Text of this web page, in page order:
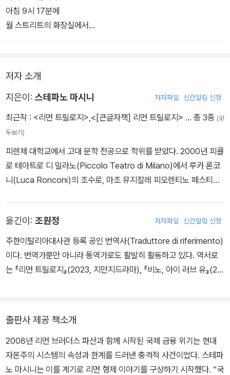
노예
중간층 노예
대지주와 농장주가 있는
미국에서 나가자, 밖으로, 도망치자
독립!
분리 독립 전쟁의 첫 번째 포탄 소리가
온통 회사 고객들 생각뿐인
뉴욕의 이매뉴얼 리먼을 깨웠다.
갑자기
아무렇지도 않게
둥근머리 데고와
완벽한 손 사이에
벽을 세워 버리면
불협화음을 내는 오르골
군기와 깃발
사람들이 거리에서 전쟁을 축하한다.
어디서나 에이브러햄 링컨과 함께 시위를 한다.
아침 9시 17분에
월 스트리트의 화장실에서
입에 총구를 물고 쏘았다.
테디는 도망쳤다.
어느 순간
모두가 팔고
팔고
팔아 치운다는 것을 깨닫자마자
“도대체 오늘 무슨 날이야?”
“오늘 공기 중에 뭘 풀었나?”
팔고
팔고
어제까지 주식이
다 떨어져 나가려고 한다.
다 빠져나가려 한다!
사람들이 시세에 만족 못하고
증권의 가치에 만족 못하고
저자 소개
지은이: 스테파노 마시니 저자파일 신간알림 신청
최근작 : <리먼 트릴로지> <[큰글자책] 리먼 트릴로지> … 총 3종 (모
두보기)
피렌체 대학교에서 고대 문학 전공으로 학위를 받았다. 2000년 피콜
로 테아트로 디 밀라노(Piccolo Teatro di Milano)에서 루카 론코
니(Luca Ronconi)의 조수로, 마조 뮤지칼레 피오렌티노 페스티벌
ordante del Bianco＞로 이탈리아 최고 극작상인 피에르 비토리오
톤델리상(Pier Vittorio Tondelli Award)을 수상했다. 2004년에
는 플라이아노상(Flaiano Prize)을 수상했고 ＜La Fine di Shavu
oth＞로 발레코르시상(Vallecorsi Prize) 후보에 올랐다. 2005?2
2008년 경제 위기에 뒤따른 2009년에서 2012년 사이의 사건들로
부터 영감을 받아, 가장 야심찬 작품이자 성공적인 작품인 ＜리먼 트
릴로지(The Lehman Trilogy)＞를 썼다.
옮긴이: 조원정 저자파일 신간알림 신청
주한이탈리아대사관 등록 공인 번역사(Traduttore di riferimento)
이다. 번역가뿐만 아니라 통역가로도 활발히 활동하고 있다. 역서로
는 『리먼 트릴로지』(2023, 지만지드라마), 『비노, 아이 러브 유』(20
있다.
출판사 제공 책소개
2008년 리먼 브러더스 파산과 함께 시작된 국제 금융 위기는 현대
자본주의 시스템의 속성과 한계를 드러낸 충격적 사건이었다. 스테파
노 마시니는 이를 계기로 리먼 형제 이야기를 구상하기 시작했다. “국